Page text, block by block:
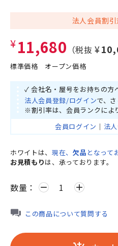
法人会員割
¥11,680 （税抜
標準価格 オープン価格
✓ 会社名・屋号をお持ちの方
法人会員登録/ログインで、
※割引率は、会員ランクによ
会員ログイン ｜ 法
ホワイトは、 現在、 欠品 となって
お見積もりは、承っております。
数量： remove add
この商品について質問する